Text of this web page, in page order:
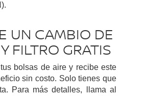
UN CAMBIO DE
FILTRO GRATIS
bolsas de aire y recibe este
sin costo. Solo tienes que
Para más detalles, llama al